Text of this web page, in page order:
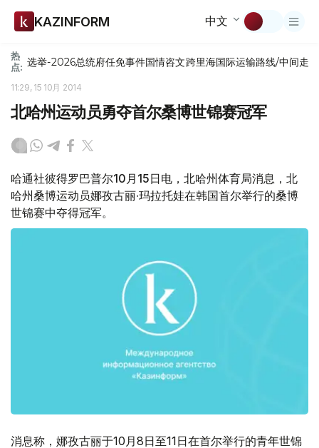
KAZINFORM 中文
热
点: 选举-2026总统府任免事件国情咨文跨里海国际运输路线/中间走廊
11:29, 15 10月 2014
北哈州运动员勇夺首尔桑博世锦赛冠军
哈通社彼得罗巴普尔10月15日电，北哈州体育局消息，北
哈州桑博运动员娜孜古丽∙玛拉托娃在韩国首尔举行的桑博
世锦赛中夺得冠军。
消息称，娜孜古丽于10月8日至11日在首尔举行的青年世锦